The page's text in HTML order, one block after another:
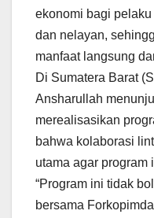
ekonomi bagi
dan nelayan,
manfaat langsung
Di Sumatera Barat
Ansharullah
merealisasikan
bahwa kolaborasi
utama agar program
“Program ini tidak
bersama